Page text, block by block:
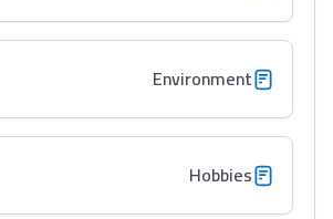
Environment
Hobbies